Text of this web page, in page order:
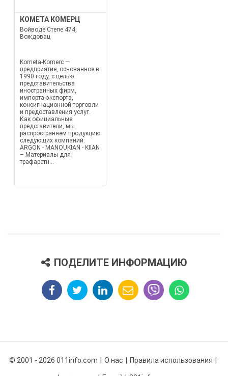
КОМЕТА КОМЕРЦ
Войводе Степе 474,
Вождовац
Kometa-Komerc —
предприятие, основанное в
1990 году, с целью
представительства
иностранных фирм,
импорта-экспорта,
консигнационной торговли
и предоставления услуг.
Как официальные
представители, мы
распространяем продукцию
следующих компаний:
ARGON - MANOUKIAN - KIIAN
– Материалы для
трафаретн...
ПОДЕЛИТЕ ИНФОРМАЦИЮ
© 2001 - 2026 011info.com О нас Правила использования